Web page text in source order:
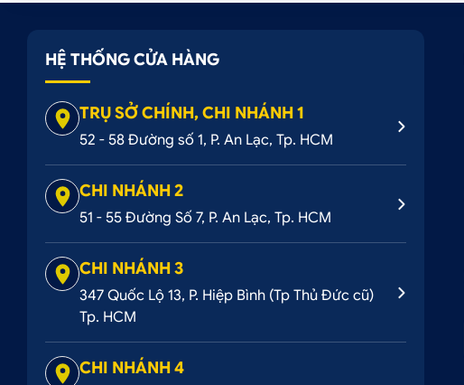
HỆ THỐNG CỬA HÀNG
TRỤ SỞ CHÍNH, CHI NHÁNH 1
52 - 58 Đường số 1, P. An Lạc, Tp. HCM
CHI NHÁNH 2
51 - 55 Đường Số 7, P. An Lạc, Tp. HCM
CHI NHÁNH 3
347 Quốc Lộ 13, P. Hiệp Bình (Tp Thủ Đức cũ)
Tp. HCM
CHI NHÁNH 4